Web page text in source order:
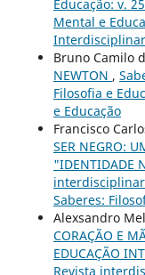
Educação: v.
Mental e
Bruno Camilo
NEWTON ,
Filosofia e
e Educação
Francisco
SER NEGRO:
"IDENTIDADE
interdisciplinar
Saberes:
Alexsandro
CORAÇÃO E
EDUCAÇÃO
Revista